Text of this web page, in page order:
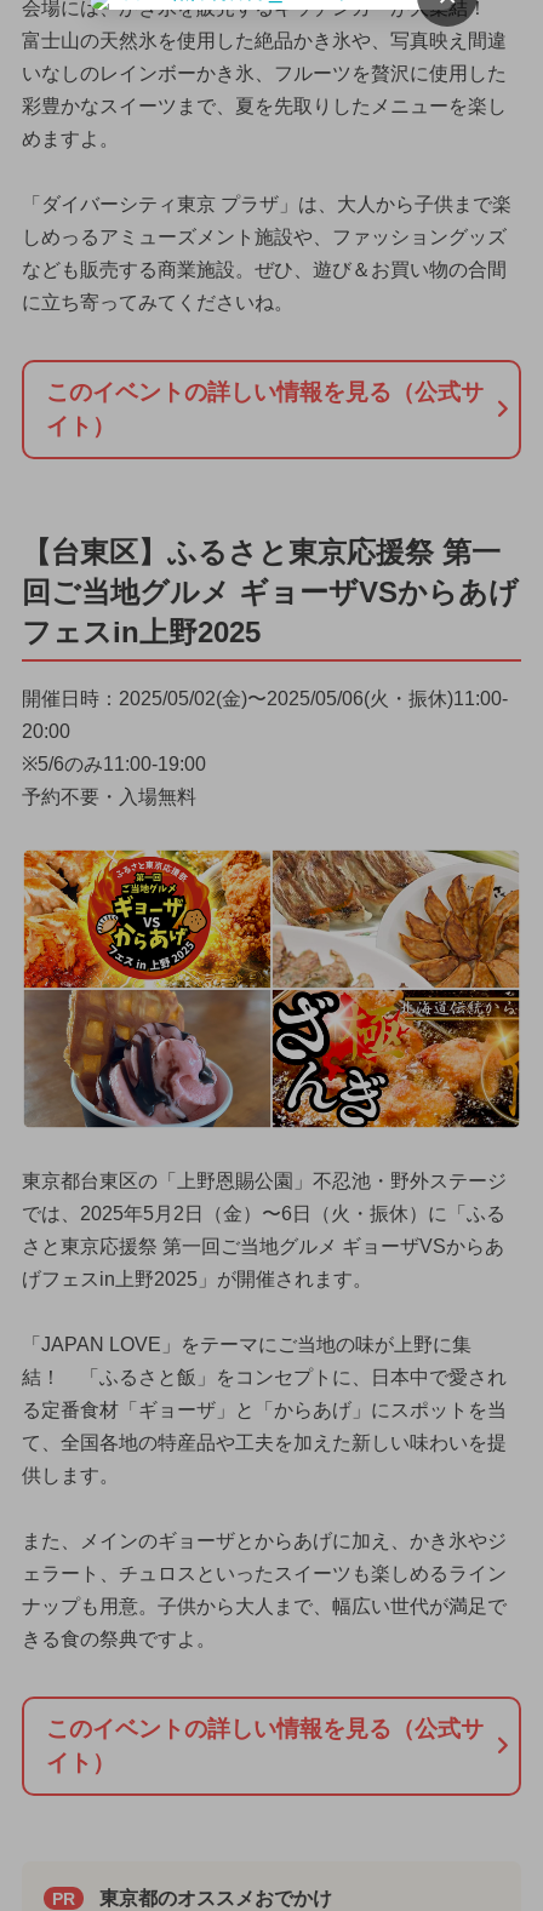
会場には、かき氷を販売するキッチンカーが大集結！
富士山の天然氷を使用した絶品かき氷や、写真映え間違
いなしのレインボーかき氷、フルーツを贅沢に使用した
彩豊かなスイーツまで、夏を先取りしたメニューを楽し
めますよ。
「ダイバーシティ東京 プラザ」は、大人から子供まで楽
しめっるアミューズメント施設や、ファッショングッズ
なども販売する商業施設。ぜひ、遊び＆お買い物の合間
に立ち寄ってみてくださいね。
このイベントの詳しい情報を見る（公式サ
イト）
【台東区】ふるさと東京応援祭 第一
回ご当地グルメ ギョーザVSからあげ
フェスin上野2025
開催日時：2025/05/02(金)〜2025/05/06(火・振休)11:00-
20:00
※5/6のみ11:00-19:00
予約不要・入場無料
東京都台東区の「上野恩賜公園」不忍池・野外ステージ
では、2025年5月2日（金）〜6日（火・振休）に「ふる
さと東京応援祭 第一回ご当地グルメ ギョーザVSからあ
げフェスin上野2025」が開催されます。
「JAPAN LOVE」をテーマにご当地の味が上野に集
結！ 「ふるさと飯」をコンセプトに、日本中で愛され
る定番食材「ギョーザ」と「からあげ」にスポットを当
て、全国各地の特産品や工夫を加えた新しい味わいを提
供します。
また、メインのギョーザとからあげに加え、かき氷やジ
ェラート、チュロスといったスイーツも楽しめるライン
ナップも用意。子供から大人まで、幅広い世代が満足で
きる食の祭典ですよ。
このイベントの詳しい情報を見る（公式サ
イト）
PR 東京都のオススメおでかけ